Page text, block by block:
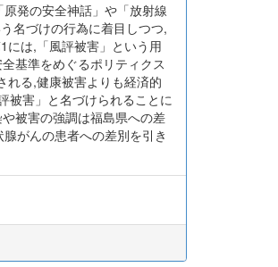
発の安全神話」や「放射線
名づけの行為に着目しつつ,
には,「風評被害」という用
基準をめぐるポリティクス
れる,健康被害よりも経済的
被害」と名づけられることに
被害の強調は福島県への差
がんの患者への差別を引き